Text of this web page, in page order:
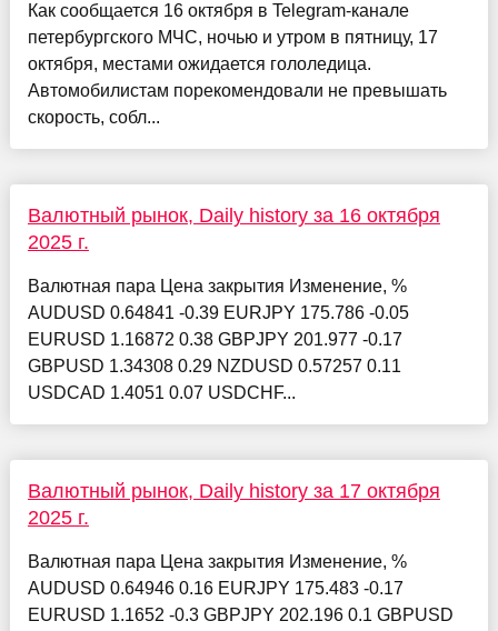
Как сообщается 16 октября в Telegram-канале
петербургского МЧС, ночью и утром в пятницу, 17
октября, местами ожидается гололедица.
Автомобилистам порекомендовали не превышать
скорость, собл...
Валютный рынок, Daily history за 16 октября
2025 г.
Валютная пара Цена закрытия Изменение, %
AUDUSD 0.64841 -0.39 EURJPY 175.786 -0.05
EURUSD 1.16872 0.38 GBPJPY 201.977 -0.17
GBPUSD 1.34308 0.29 NZDUSD 0.57257 0.11
USDCAD 1.4051 0.07 USDCHF...
Валютный рынок, Daily history за 17 октября
2025 г.
Валютная пара Цена закрытия Изменение, %
AUDUSD 0.64946 0.16 EURJPY 175.483 -0.17
EURUSD 1.1652 -0.3 GBPJPY 202.196 0.1 GBPUSD